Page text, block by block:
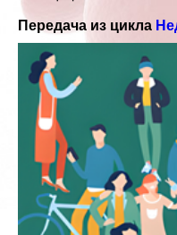
Передача из цикла